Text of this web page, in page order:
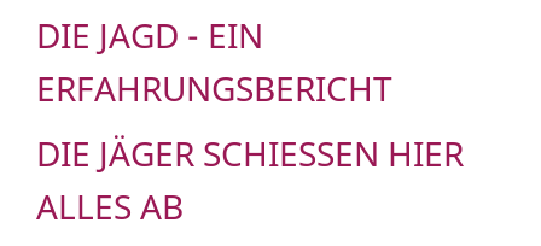
DIE JAGD - EIN
ERFAHRUNGSBERICHT
DIE JÄGER SCHIESSEN HIER A
LLES AB